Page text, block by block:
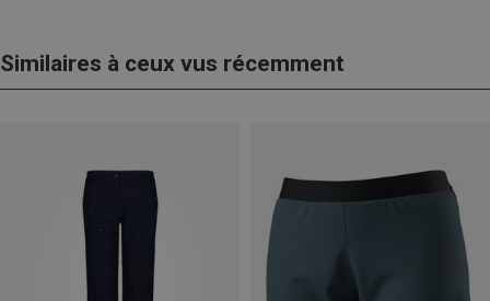
Similaires à ceux vus récemment